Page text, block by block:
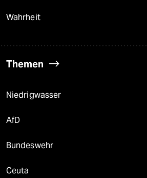
Wahrheit
Themen
Niedrigwasser
AfD
Bundeswehr
Ceuta